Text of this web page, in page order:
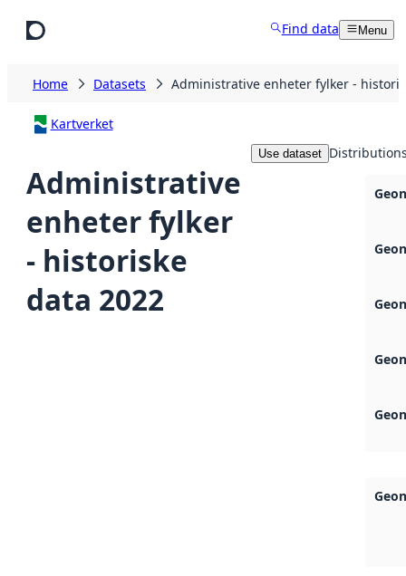
Find data Menu
Home Datasets Administrative enheter fylker -
Kartverket
Administrative
enheter fylker
- historiske
data 2022
Use dataset